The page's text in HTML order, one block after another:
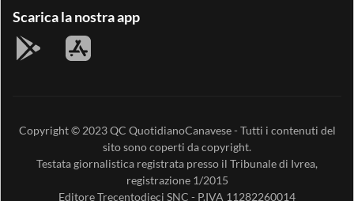
Scarica la nostra app
Copyright © 2023QC QuotidianoCanavese- Tutti i contenuti del
sito sono coperti da copyright.
Testata giornalistica registrata presso il Tribunale di Ivrea,
registrazione 1/2015
EditoreTrecentodieci SNC - P.IVA 11282260014